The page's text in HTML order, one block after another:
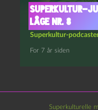
Superkultur-
Låge nr. 8
Superkultur-
For 7 år siden
Superkulturelle